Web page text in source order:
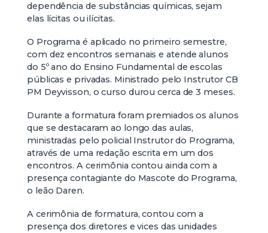
dependência de substâncias químicas, sejam
elas lícitas ou ilícitas.
O Programa é aplicado no primeiro semestre,
com dez encontros semanais e atende alunos
do 5º ano do Ensino Fundamental de escolas
públicas e privadas. Ministrado pelo Instrutor CB
PM Deyvisson, o curso durou cerca de 3 meses.
Durante a formatura foram premiados os alunos
que se destacaram ao longo das aulas,
ministradas pelo policial Instrutor do Programa,
através de uma redação escrita em um dos
encontros. A cerimônia contou ainda com a
presença contagiante do Mascote do Programa,
o leão Daren.
A cerimônia de formatura, contou com a
presença dos diretores e vices das unidades